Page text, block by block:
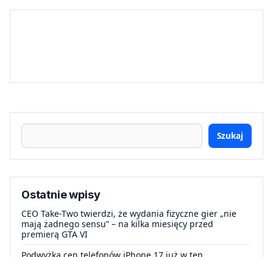
Szukaj
Ostatnie wpisy
CEO Take-Two twierdzi, że wydania fizyczne gier „nie
mają żadnego sensu” – na kilka miesięcy przed
premierą GTA VI
Podwyżka cen telefonów iPhone 17 już w ten